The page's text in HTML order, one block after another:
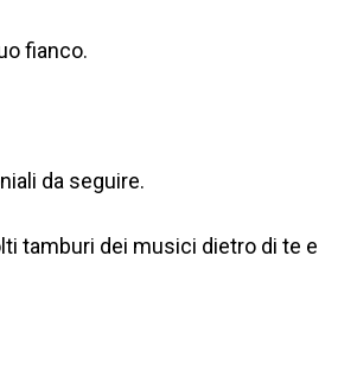
fianco.
da seguire.
tamburi dei musici dietro di te e